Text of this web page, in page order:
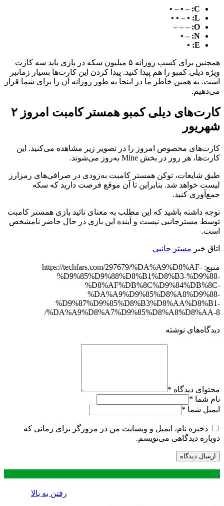
C: – • – •
L: • – • •
O: – – –
N: – •
E: •
همچنین برای کسب روزانه ۵ میلیون سکه‌ در بازی باید سه کارت
ویژه دیلی کمبو را هم پیدا کنید. پیدا کردن این کارت‌ها بسیار زمانبر
است. به همین خاطر ما در اینجا به ‌طور روزانه آن را برای شما قرار
می‌دهیم.
کارت‌های دیلی کمبو همستر کامبت امروز ۲
شهریور
کارت‌های مخصوص امروز را در تصویر زیر مشاهده می‌کنید. این
کارت‌ها، هر روز در بخش Mine به‌روز می‌شوند.
طبق شایعات، توکن همستر کامبت به‌زودی در صرافی‌های رمزارز
لیست خواهد شد. بنابراین تا آن موقع فرصت دارید که سکه
جمع‌آوری کنید.
توجه داشته باشید که این مطلب به معنای تائید بازی همستر کامبت
توسط مسترجانبی نیست و آینده این بازی در حال حاضر نامشخص
است.
اتاق خبر مستر جانبی
منبع: https://techfars.com/297679/%DA%A9%D8%AF-
%D9%85%D9%88%D8%B1%D8%B3-%D9%88-
%D8%AF%DB%8C%D9%84%DB%8C-
%DA%A9%D9%85%D8%A8%D9%88-
%D9%87%D9%85%D8%B3%D8%AA%D8%B1-
%DA%A9%D8%A7%D9%85%D8%A8%D8%AA-8/
دیدگاه‌های نوشته
محتوای دیدگاه *
نام شما *
ایمیل شما *
ذخیره نام، ایمیل و وبسایت من در مرورگر برای زمانی که
دوباره دیدگاهی می‌نویسم.
.
رفتن به بالا